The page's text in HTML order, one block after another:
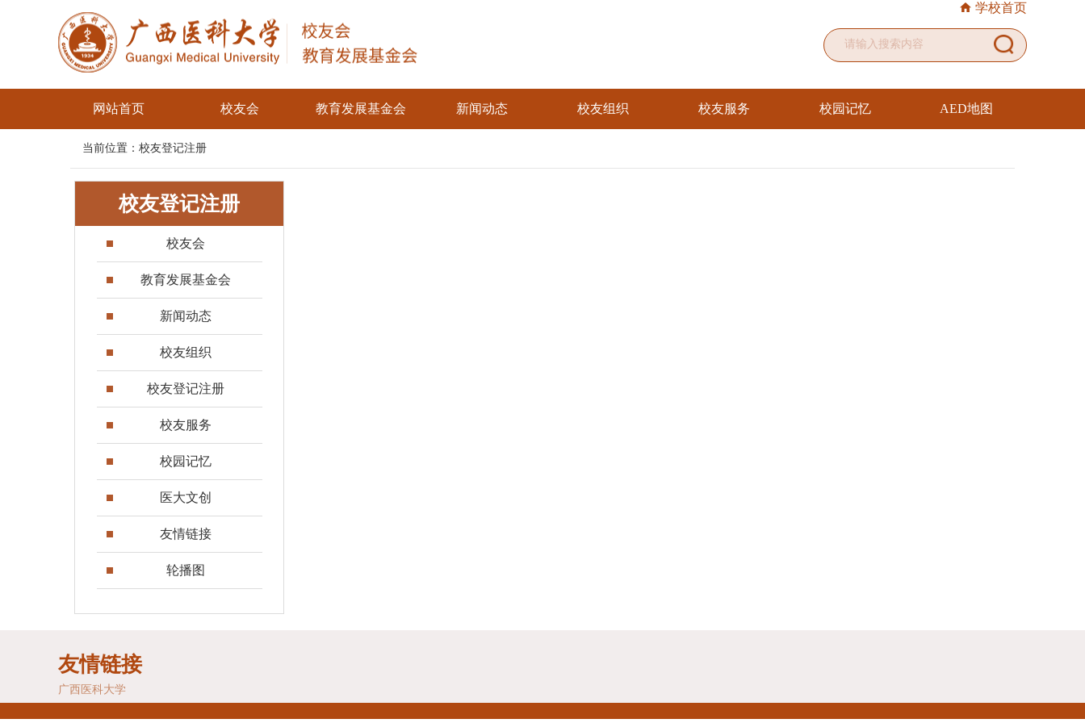
学校首页
网站首页 校友会 教育发展基金会 新闻动态 校友组织 校友服务 校园记忆 AED地图
当前位置： 校友登记注册
校友登记注册
校友会
教育发展基金会
新闻动态
校友组织
校友登记注册
校友服务
校园记忆
医大文创
友情链接
轮播图
友情链接
广西医科大学